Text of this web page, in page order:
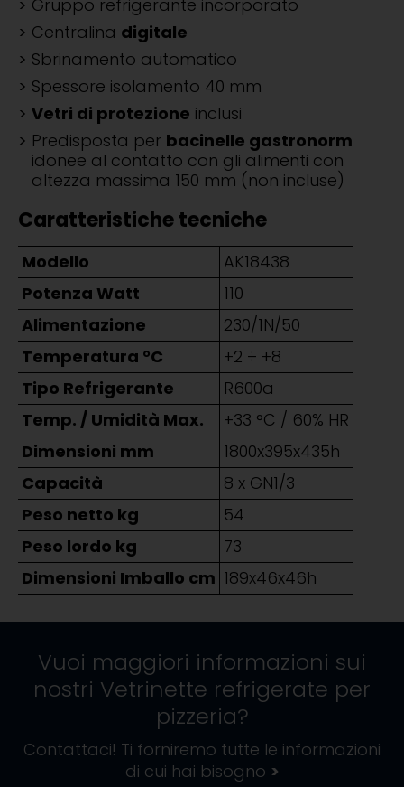
Gruppo refrigerante incorporato
Centralina digitale
Sbrinamento automatico
Spessore isolamento 40 mm
Vetri di protezione inclusi
Predisposta per bacinelle gastronorm
idonee al contatto con gli alimenti con
altezza massima 150 mm (non incluse)
Caratteristiche tecniche
Modello
AK18438
Potenza Watt
110
Alimentazione
230/1N/50
Temperatura °C
+2 ÷ +8
Tipo Refrigerante
R600a
Temp. / Umidità Max.
+33 °C / 60% HR
Dimensioni mm
1800x395x435h
Capacità
8 x GN1/3
Peso netto kg
54
Peso lordo kg
73
Dimensioni Imballo cm 189x46x46h
Vuoi maggiori informazioni sui
nostri Vetrinette refrigerate per
pizzeria?
Contattaci! Ti forniremo tutte le informazioni
di cui hai bisogno >